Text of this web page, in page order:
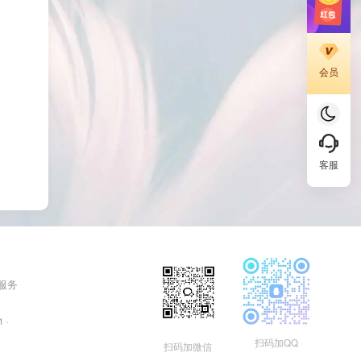
务
·
扫码加微信
扫码加QQ
会员
客服